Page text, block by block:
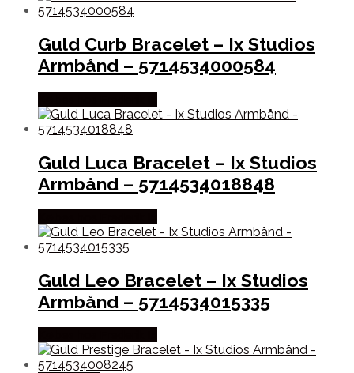
Guld Curb Bracelet – Ix Studios
Armbånd – 5714534000584
Guld Luca Bracelet – Ix Studios
Armbånd – 5714534018848
Guld Leo Bracelet – Ix Studios
Armbånd – 5714534015335